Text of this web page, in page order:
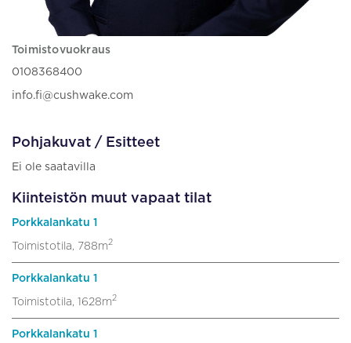
Toimistovuokraus
0108368400
info.fi@cushwake.com
Pohjakuvat / Esitteet
Ei ole saatavilla
Kiinteistön muut vapaat tilat
Porkkalankatu 1
Toimistotila, 788m2
Porkkalankatu 1
Toimistotila, 1628m2
Porkkalankatu 1